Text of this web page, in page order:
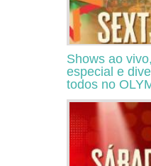
Shows ao
especial e
todos no